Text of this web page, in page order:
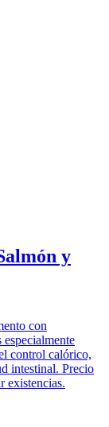
y
con
control calórico,
intestinal. Precio
existencias.